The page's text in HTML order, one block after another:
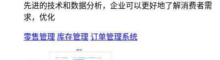
先进的技术和数据分析，企业可以更好地了解消费者需
求，优化
零售管理 库存管理 订单管理系统